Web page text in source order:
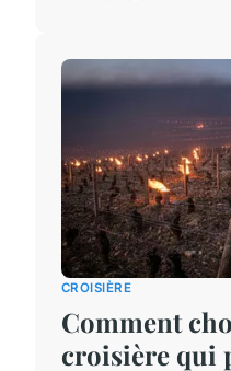
CROISIÈRE
Comment
croisière qui